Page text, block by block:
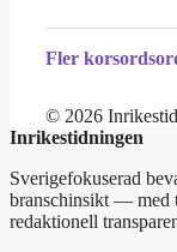
Fler
© 2026
Inrikestidningen
Sverigefokuserad
branschinsikt — med
redaktionell